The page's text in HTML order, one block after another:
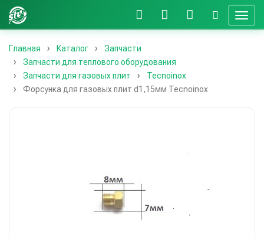
Главная Каталог
Запчасти
Запчасти для теплового оборудования
Запчасти для газовых плит
Tecnoinox
Форсунка для газовых плит d1,15мм Tecnoinox